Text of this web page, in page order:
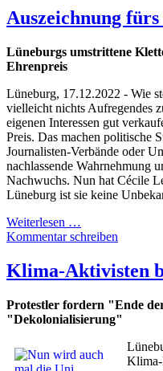
Auszeichnung
Lüneburgs umstrittene
Ehrenpreis
Lüneburg, 17.12.2022 - Wie
vielleicht nichts Aufregendes
eigenen Interessen gut
Preis. Das machen politische
Journalisten-Verbände oder
nachlassende Wahrnehmung
Nachwuchs. Nun hat Cécile
Lüneburg ist sie keine
Weiterlesen …
Kommentar schreiben
Klima-Aktivisten
Protestler fordern "Ende
"Dekolonialisierung"